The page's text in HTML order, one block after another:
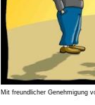
Mit freundlicher Genehmigung